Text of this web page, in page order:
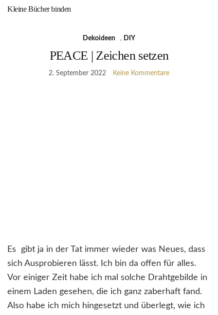
Kleine Bücher binden
Dekoideen , DIY
PEACE | Zeichen setzen
2. September 2022 Keine Kommentare
Es gibt ja in der Tat immer wieder was Neues, dass
sich Ausprobieren lässt. Ich bin da offen für alles.
Vor einiger Zeit habe ich mal solche Drahtgebilde in
einem Laden gesehen, die ich ganz zaberhaft fand.
Also habe ich mich hingesetzt und überlegt, wie ich